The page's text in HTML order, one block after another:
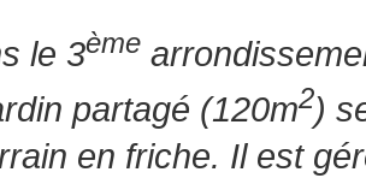
le 3ème
partagé (120m2)
en friche. Il est